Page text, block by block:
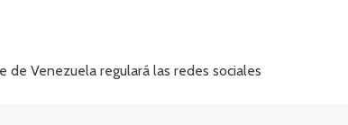
de Venezuela regulará las redes sociales